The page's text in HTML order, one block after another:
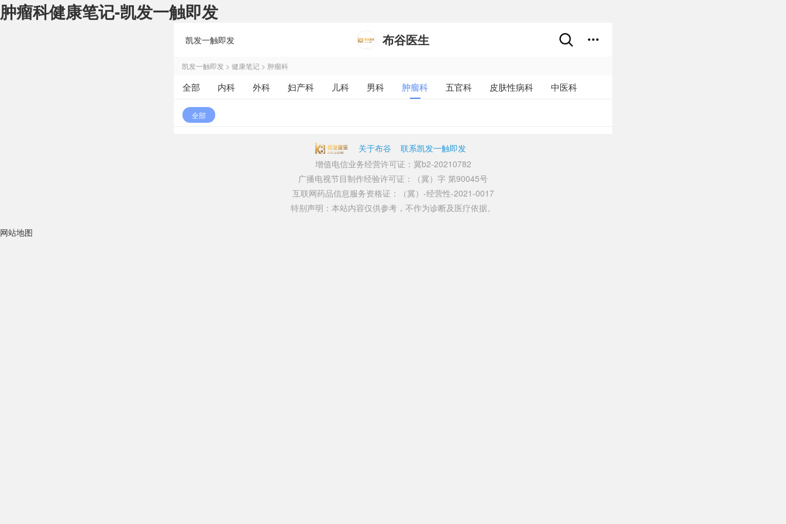
肿瘤科健康笔记-凯发一触即发
凯发一触即发 布谷医生
凯发一触即发 > 健康笔记 > 肿瘤科
全部 内科 外科 妇产科 儿科 男科 肿瘤科 五官科 皮肤性病科
中医科
其他全部
关于布谷
联系凯发一触即发
增值电信业务经营许可证：冀b2-20210782
广播电视节目制作经验许可证：（冀）字 第90045号
互联网药品信息服务资格证：（冀）-经营性-2021-0017
特别声明：本站内容仅供参考，不作为诊断及医疗依据。
网站地图